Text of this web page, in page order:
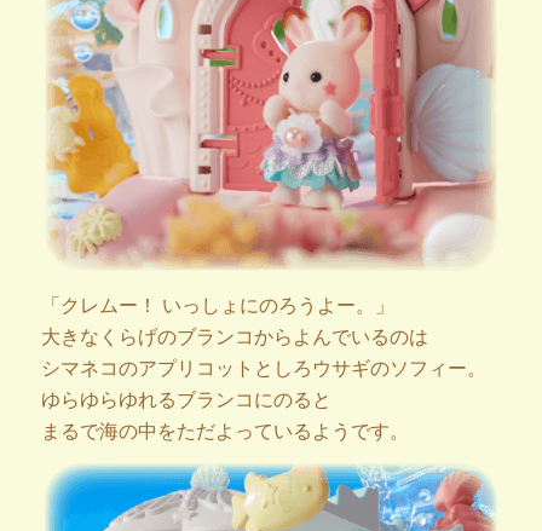
「クレムー！ いっしょにのろうよー。」
大きなくらげのブランコからよんでいるのは
シマネコのアプリコットとしろウサギのソフィー。
ゆらゆらゆれるブランコにのると
まるで海の中をただよっているようです。